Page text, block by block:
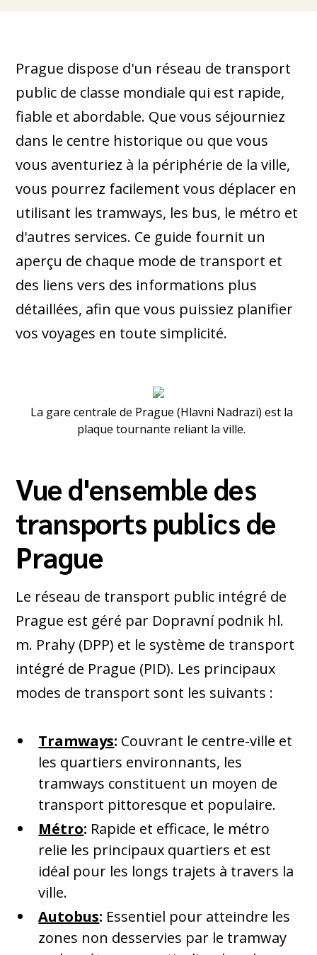
Prague dispose d'un réseau de transport
public de classe mondiale qui est rapide,
fiable et abordable. Que vous séjourniez
dans le centre historique ou que vous
vous aventuriez à la périphérie de la ville,
vous pourrez facilement vous déplacer en
utilisant les tramways, les bus, le métro et
d'autres services. Ce guide fournit un
aperçu de chaque mode de transport et
des liens vers des informations plus
détaillées, afin que vous puissiez planifier
vos voyages en toute simplicité.
La gare centrale de Prague (Hlavni Nadrazi) est la
plaque tournante reliant la ville.
Vue d'ensemble des
transports publics de
Prague
Le réseau de transport public intégré de
Prague est géré par Dopravní podnik hl.
m. Prahy (DPP) et le système de transport
intégré de Prague (PID). Les principaux
modes de transport sont les suivants :
Tramways: Couvrant le centre-ville et
les quartiers environnants, les
tramways constituent un moyen de
transport pittoresque et populaire.
Métro: Rapide et efficace, le métro
relie les principaux quartiers et est
idéal pour les longs trajets à travers la
ville.
Autobus: Essentiel pour atteindre les
zones non desservies par le tramway